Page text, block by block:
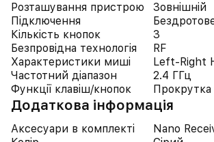
Розташування пристрою
Зовнішній
Підключення
Кількість кнопок
3
Безпровідна технологія
RF
Характеристики миші
Left-Right
Частотний діапазон
2.4 ГГц
Функції клавіш/кнопок
Прокрутка
Додаткова інформація
Аксесуари в комплекті
Nano